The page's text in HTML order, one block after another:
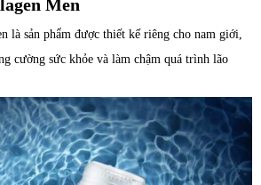
Men
là sản phẩm được thiết kế riêng cho nam giới,
cường sức khỏe và làm chậm quá trình lão